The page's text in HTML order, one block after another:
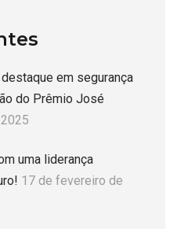
em segurança
do Prêmio José
uma liderança
17 de fevereiro de